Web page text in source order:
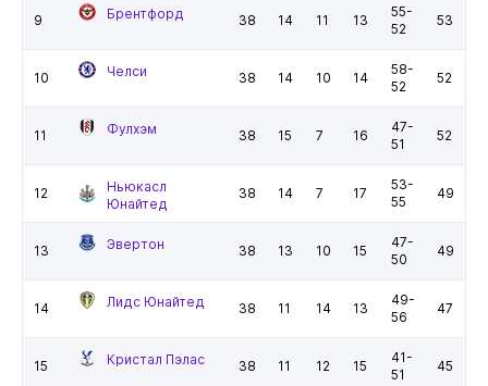
9 Брентфорд 38 14 11 13
55-
52
53
10 Челси 38 14 10 14
58-
52
52
11 Фулхэм 38 15 7 16
47-
51
52
12
Ньюкасл
Юнайтед
38 14 7 17
53-
55
49
13 Эвертон 38 13 10 15
47-
50
49
14 Лидс Юнайтед 38 11 14 13
49-
56
47
15 Кристал Пэлас 38 11 12 15
41-
51
45